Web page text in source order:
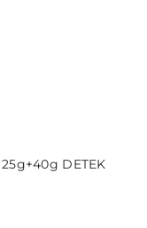
DETEK